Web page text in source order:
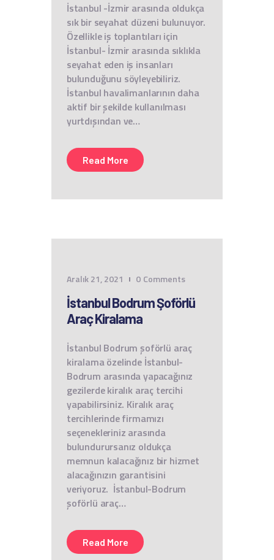
İstanbul -İzmir arasında oldukça
sık bir seyahat düzeni bulunuyor.
Özellikle iş toplantıları için
İstanbul- İzmir arasında sıklıkla
seyahat eden iş insanları
bulunduğunu söyleyebiliriz.
İstanbul havalimanlarının daha
aktif bir şekilde kullanılması
yurtdışından ve…
Read More
Aralık 21, 2021 0 Comments
İstanbul Bodrum Şoförlü
Araç Kiralama
İstanbul Bodrum şoförlü araç
kiralama özelinde İstanbul-
Bodrum arasında yapacağınız
gezilerde kiralık araç tercihi
yapabilirsiniz. Kiralık araç
tercihlerinde firmamızı
seçenekleriniz arasında
bulundurursanız oldukça
memnun kalacağınız bir hizmet
alacağınızın garantisini
veriyoruz. İstanbul-Bodrum
şoförlü araç…
Read More